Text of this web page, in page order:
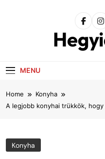
MENU
Home
Konyha
A legjobb konyhai trükkök,
Konyha